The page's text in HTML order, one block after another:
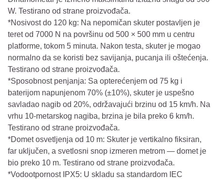
W. Testirano od strane proizvođača.
*Nosivost do 120 kg: Na nepomičan skuter postavljen je
teret od 7000 N na površinu od 500 × 500 mm u centru
platforme, tokom 5 minuta. Nakon testa, skuter je mogao
normalno da se koristi bez savijanja, pucanja ili oštećenja.
Testirano od strane proizvođača.
*Sposobnost penjanja: Sa opterećenjem od 75 kg i
baterijom napunjenom 70% (±10%), skuter je uspešno
savladao nagib od 20%, održavajući brzinu od 15 km/h. Na
vrhu 10-metarskog nagiba, brzina je bila preko 6 km/h.
Testirano od strane proizvođača.
*Domet osvetljenja od 10 m: Skuter je vertikalno fiksiran,
far uključen, a svetlosni snop izmeren metrom — domet je
bio preko 10 m. Testirano od strane proizvođača.
*Vodootpornost IPX5: U skladu sa standardom IEC